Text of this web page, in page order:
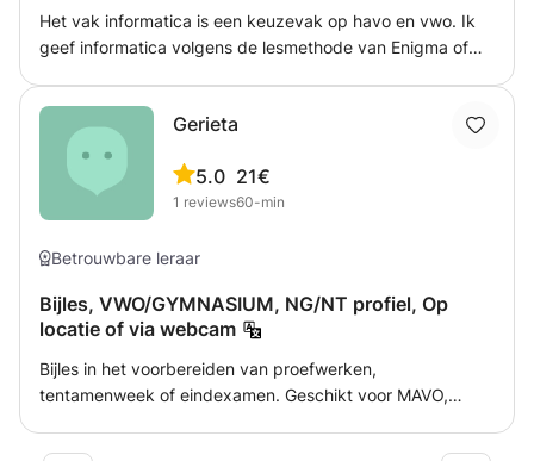
Het vak informatica is een keuzevak op havo en vwo. Ik
geef informatica volgens de lesmethode van Enigma of
les gegeven en vind het leuk om dit naast mijn dagelijkse
baan te doen.
Gerieta
5.0
1 reviews
21€
60-min
Betrouwbare leraar
Bijles, VWO/GYMNASIUM, NG/NT profiel, Op
locatie of via webcam
Bijles in het voorbereiden van proefwerken,
tentamenweek of eindexamen. Geschikt voor MAVO,